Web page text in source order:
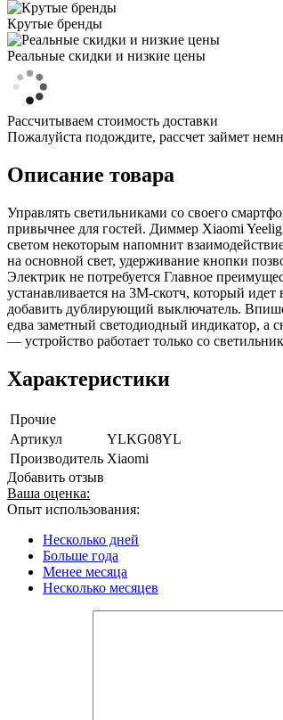
Крутые бренды
Реальные скидки и низкие цены
Рассчитываем стоимость доставки
Пожалуйста подождите, рассчет займет
Описание товара
Управлять светильниками со своего
привычнее для гостей. Диммер Xiaomi
светом некоторым напомнит
на основной свет, удерживание кнопки
Электрик не потребуется Главное
устанавливается на 3M-скотч, который
добавить дублирующий выключатель.
едва заметный светодиодный индикатор, а
— устройство работает только со
Характеристики
Прочие
Артикул
YLKG08YL
Производитель Xiaomi
Добавить отзыв
Ваша оценка:
Опыт использования:
Несколько дней
Больше года
Менее месяца
Несколько месяцев